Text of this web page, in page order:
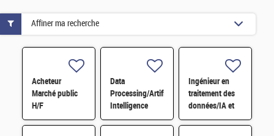
Acheteur
Marché public
H/F
Data
Processing/Artificial
Intelligence
Engineer and
Ingénieur en
traitement des
données/IA et
application en
Affiner ma recherche